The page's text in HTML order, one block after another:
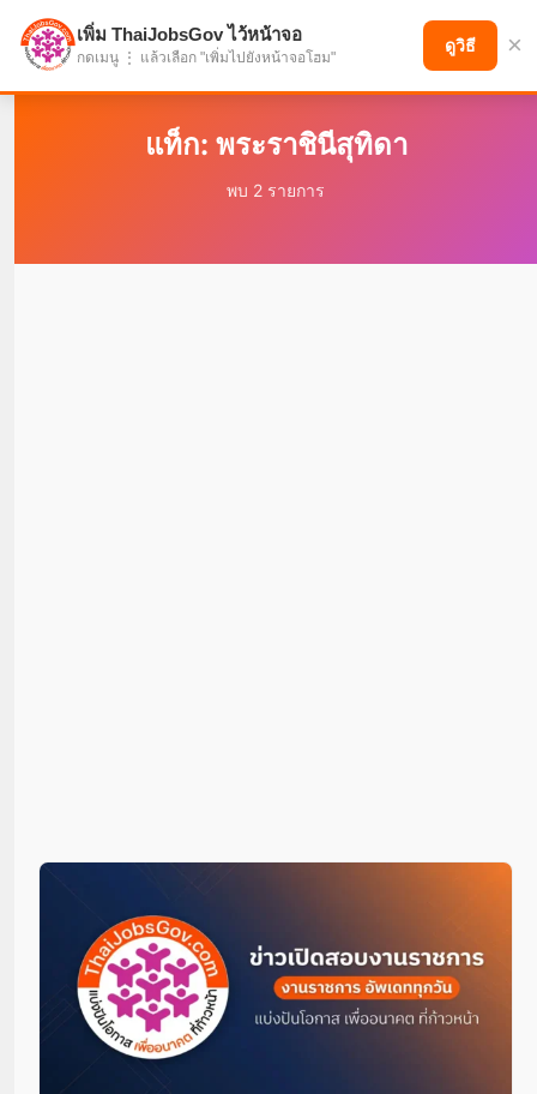
แบ่งปันโอกาส เพื่ออนาคตที่ก้าวหน้า
แท็ก: พระราชินีสุทิดา
พบ 2 รายการ
เพิ่ม ThaiJobsGov ไว้หน้าจอ
กดเมนู ⋮ แล้วเลือก "เพิ่มไปยังหน้าจอโฮม"
ดูวิธี ×